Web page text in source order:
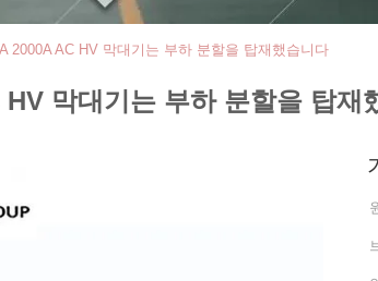
2000A AC HV 막대기는 부하 분할을 탑재했습니다
막대기는 부하 분할을 탑재